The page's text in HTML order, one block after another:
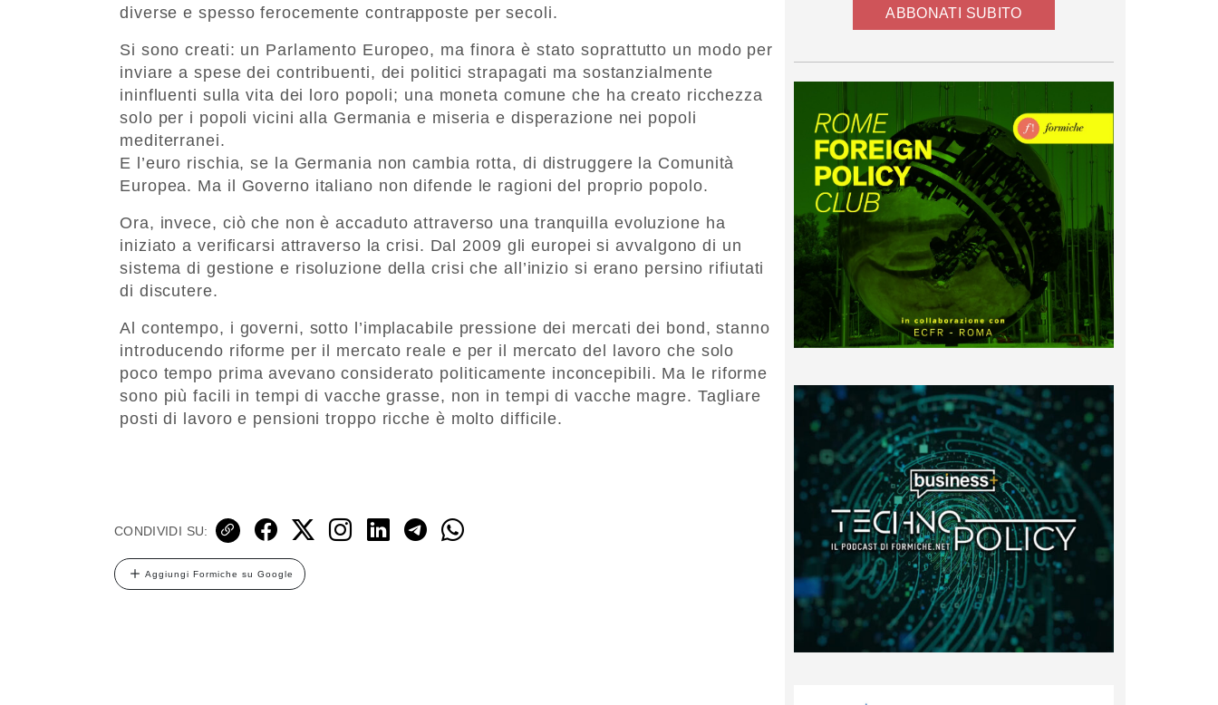
diverse e spesso ferocemente contrapposte per secoli.
Si sono creati: un Parlamento Europeo, ma finora è stato soprattutto un modo per
inviare a spese dei contribuenti, dei politici strapagati ma sostanzialmente
ininfluenti sulla vita dei loro popoli; una moneta comune che ha creato ricchezza
solo per i popoli vicini alla Germania e miseria e disperazione nei popoli
mediterranei.
E l’euro rischia, se la Germania non cambia rotta, di distruggere la Comunità
Europea. Ma il Governo italiano non difende le ragioni del proprio popolo.
Ora, invece, ciò che non è accaduto attraverso una tranquilla evoluzione ha
iniziato a verificarsi attraverso la crisi. Dal 2009 gli europei si avvalgono di un
sistema di gestione e risoluzione della crisi che all’inizio si erano persino rifiutati
di discutere.
Al contempo, i governi, sotto l’implacabile pressione dei mercati dei bond, stanno
introducendo riforme per il mercato reale e per il mercato del lavoro che solo
poco tempo prima avevano considerato politicamente inconcepibili. Ma le riforme
sono più facili in tempi di vacche grasse, non in tempi di vacche magre. Tagliare
posti di lavoro e pensioni troppo ricche è molto difficile.
CONDIVIDI SU:
Aggiungi Formiche su Google
ABBONATI SUBITO